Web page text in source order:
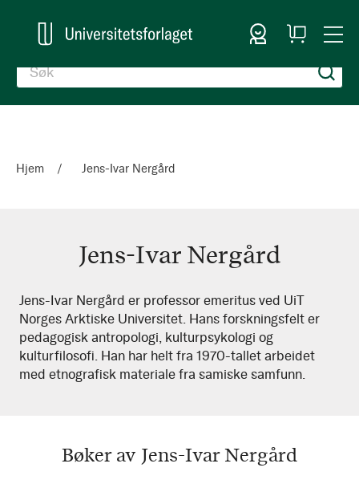
Logg inn
Handlekurv
Hjem Jens-Ivar Nergård
Jens-Ivar Nergård
Jens-
Ivar
Nergård
Jens-Ivar Nergård er professor emeritus ved UiT
Norges Arktiske Universitet. Hans forskningsfelt er
pedagogisk antropologi, kulturpsykologi og
kulturfilosofi. Han har helt fra 1970-tallet arbeidet
med etnografisk materiale fra samiske samfunn.
Bøker av Jens-Ivar Nergård